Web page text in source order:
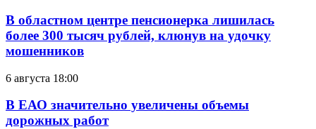
В областном центре пенсионерка лишилась
более 300 тысяч рублей, клюнув на удочку
мошенников
6 августа 18:00
В ЕАО значительно увеличены объемы
дорожных работ